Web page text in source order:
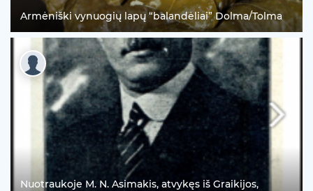
Armėniški vynuogių lapų “balandėliai” Dolma/Tolma
Nuotraukoje M. N. Asimakis, atvykęs iš Graikijos,